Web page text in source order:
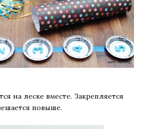
на леске вместе. Закрепляется
повыше.